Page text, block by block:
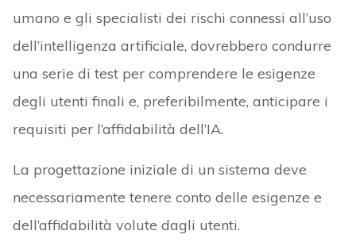
umano e gli specialisti dei rischi connessi all’uso
dell’intelligenza artificiale, dovrebbero condurre
una serie di test per comprendere le esigenze
degli utenti finali e, preferibilmente, anticipare i
requisiti per l’affidabilità dell’IA.
La progettazione iniziale di un sistema deve
necessariamente tenere conto delle esigenze e
dell’affidabilità volute dagli utenti.